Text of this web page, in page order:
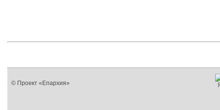
© Проект «Епархия»